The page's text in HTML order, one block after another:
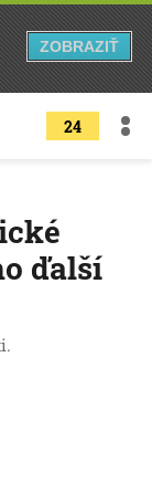
24
ďalší
ZOBRAZIŤ